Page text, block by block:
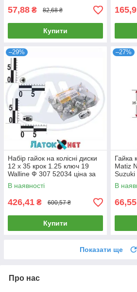
57,88 ₴ 82,68 ₴
Купити
–29%
Набір гайок на колісні диски
12 x 35 крок 1.25 ключ 19
Walline Ф 307 52034 ціна за
паковання 20 шт.
В наявності
426,41 ₴ 600,57 ₴
Купити
–27%
Гайка
Matiz
Suzuki
В
66,55
Показати ще
Про нас